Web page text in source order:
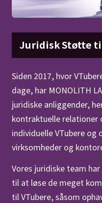
Juridisk Støtte
Siden 2017, hvor
dage, har MONOLITH
juridiske anliggender,
kontraktuelle
individuelle VTubere og
virksomheder og
Vores juridiske team
til at løse de meget
til VTubere, såsom